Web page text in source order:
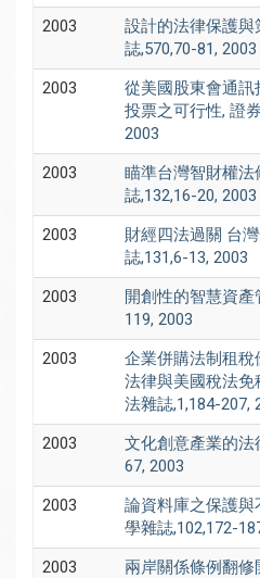
2003
設計的法律保護與
誌,570,70-81, 2003
2003
從美國股東會通
投票之可行性, 證
2003
2003
瞄準台灣智財權法
誌,132,16-20, 2003
2003
財經四法過關 台
誌,131,6-13, 2003
2003
開創性的智慧資產
119, 2003
2003
企業併購法制租
法律與美國稅法免
法雜誌,1,184-207,
2003
文化創意產業的法
67, 2003
2003
論資料庫之保護與
學雜誌,102,172-
2003
兩岸關係條例翻